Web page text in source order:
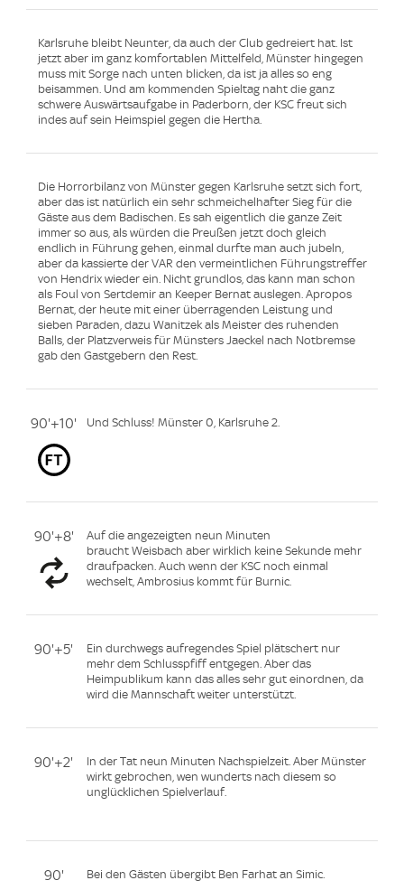
Karlsruhe bleibt Neunter, da auch der Club gedreiert hat. Ist
jetzt aber im ganz komfortablen Mittelfeld, Münster hingegen
muss mit Sorge nach unten blicken, da ist ja alles so eng
beisammen. Und am kommenden Spieltag naht die ganz
schwere Auswärtsaufgabe in Paderborn, der KSC freut sich
indes auf sein Heimspiel gegen die Hertha.
Die Horrorbilanz von Münster gegen Karlsruhe setzt sich fort,
aber das ist natürlich ein sehr schmeichelhafter Sieg für die
Gäste aus dem Badischen. Es sah eigentlich die ganze Zeit
immer so aus, als würden die Preußen jetzt doch gleich
endlich in Führung gehen, einmal durfte man auch jubeln,
aber da kassierte der VAR den vermeintlichen Führungstreffer
von Hendrix wieder ein. Nicht grundlos, das kann man schon
als Foul von Sertdemir an Keeper Bernat auslegen. Apropos
Bernat, der heute mit einer überragenden Leistung und
sieben Paraden, dazu Wanitzek als Meister des ruhenden
Balls, der Platzverweis für Münsters Jaeckel nach Notbremse
gab den Gastgebern den Rest.
90'+10' Und Schluss! Münster 0, Karlsruhe 2.
90'+8'
Auf die angezeigten neun Minuten
braucht Weisbach aber wirklich keine Sekunde mehr
draufpacken. Auch wenn der KSC noch einmal
wechselt, Ambrosius kommt für Burnic.
90'+5'
Ein durchwegs aufregendes Spiel plätschert nur
mehr dem Schlusspfiff entgegen. Aber das
Heimpublikum kann das alles sehr gut einordnen, da
wird die Mannschaft weiter unterstützt.
90'+2'
In der Tat neun Minuten Nachspielzeit. Aber Münster
wirkt gebrochen, wen wunderts nach diesem so
unglücklichen Spielverlauf.
90' Bei den Gästen übergibt Ben Farhat an Simic.